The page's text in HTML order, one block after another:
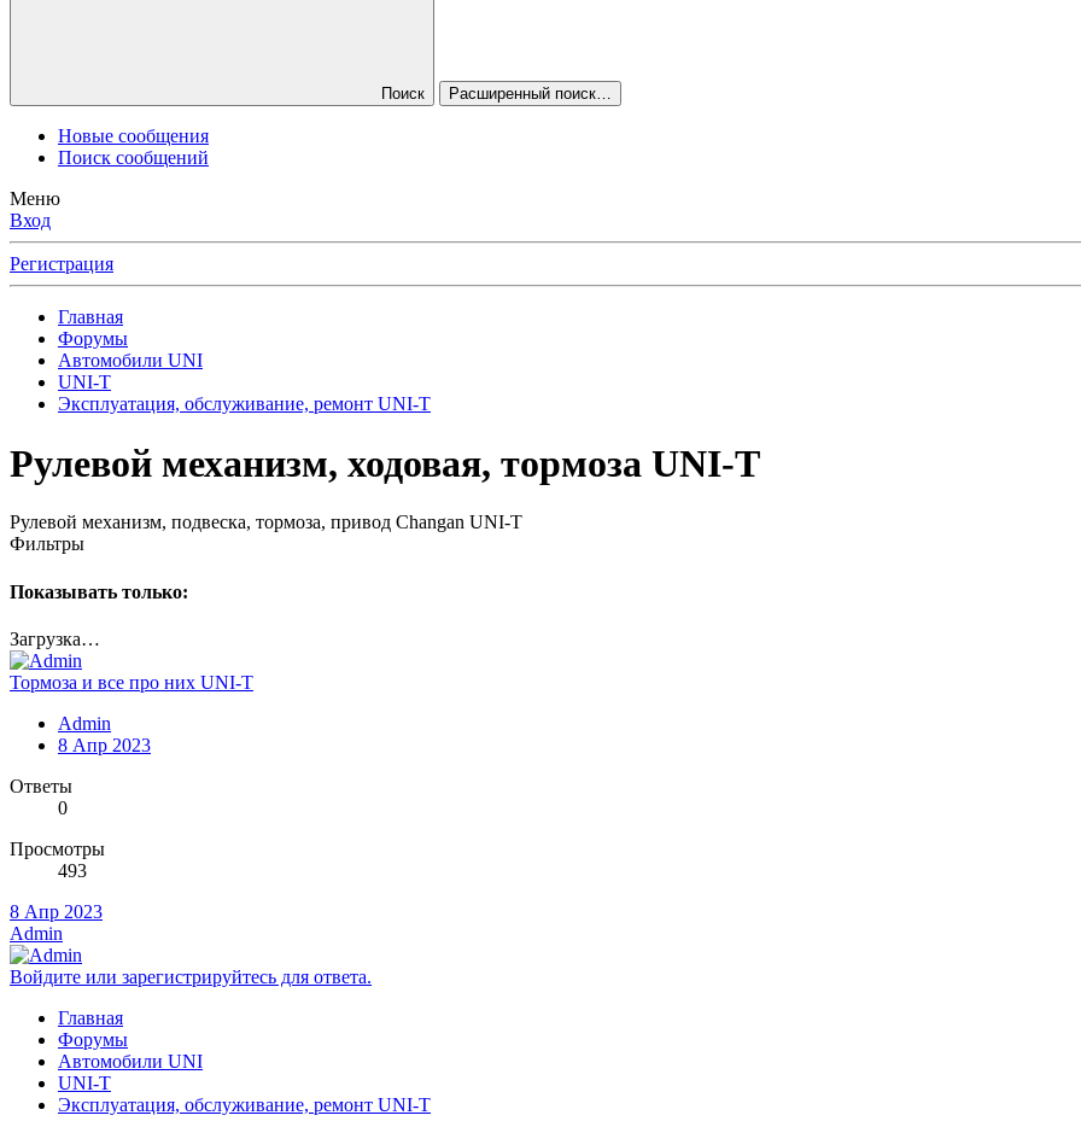
Поиск Расширенный поиск…
Новые сообщения
Поиск сообщений
Меню
Вход
Регистрация
Главная
Форумы
Автомобили UNI
UNI-T
Эксплуатация, обслуживание, ремонт UNI-T
Рулевой механизм, ходовая, тормоза UNI-T
Рулевой механизм, подвеска, тормоза, привод Changan UNI-T
Фильтры
Показывать только:
Загрузка…
Тормоза и все про них UNI-T
Admin
8 Апр 2023
Ответы
0
Просмотры
493
8 Апр 2023
Admin
Войдите или зарегистрируйтесь для ответа.
Главная
Форумы
Автомобили UNI
UNI-T
Эксплуатация, обслуживание, ремонт UNI-T